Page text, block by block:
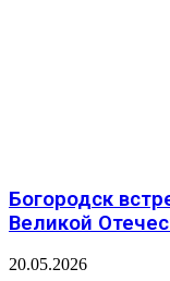
Богородск
Великой
20.05.2026